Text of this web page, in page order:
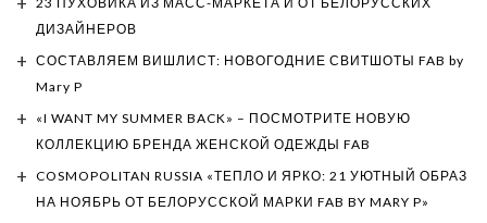
ДИЗАЙНЕРОВ
СОСТАВЛЯЕМ ВИШЛИСТ: НОВОГОДНИЕ СВИТШОТЫ FAB by
Mary P
«I WANT MY SUMMER BACK» – ПОСМОТРИТЕ НОВУЮ
КОЛЛЕКЦИЮ БРЕНДА ЖЕНСКОЙ ОДЕЖДЫ FAB
COSMOPOLITAN RUSSIA «ТЕПЛО И ЯРКО: 21 УЮТНЫЙ ОБРАЗ
НА НОЯБРЬ ОТ БЕЛОРУССКОЙ МАРКИ FAB BY MARY P»